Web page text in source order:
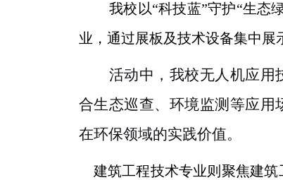
我校以“科技蓝”守护“生态
业，通过展板及技术设备集中展
活动中，我校无人机应用
合生态巡查、环境监测等应用
在环保领域的实践价值。
建筑工程技术专业则聚焦建筑